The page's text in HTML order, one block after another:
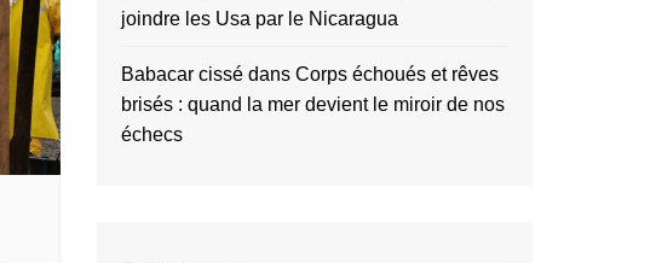
joindre les Usa par le Nicaragua
Babacar cissé dans Corps échoués et rêves
brisés : quand la mer devient le miroir de nos
échecs